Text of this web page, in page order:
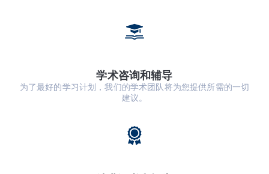
学术咨询和辅导
为了最好的学习计划，我们的学术团队将为您提供所需的一切
建议。